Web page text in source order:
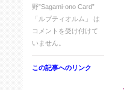
野”Sagami-ono Card”
「ルプティオルム」 は
コメントを受け付けて
いません。
この記事へのリンク